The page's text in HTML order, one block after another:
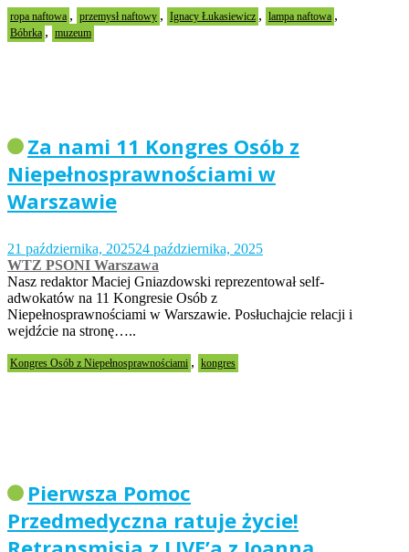
ropa naftowa , przemysł naftowy , Ignacy Łukasiewicz , lampa naftowa ,
Bóbrka , muzeum
Za nami 11 Kongres Osób z
Niepełnosprawnościami w
Warszawie
21 października, 202524 października, 2025
WTZ PSONI Warszawa
Nasz redaktor Maciej Gniazdowski reprezentował self-
adwokatów na 11 Kongresie Osób z
Niepełnosprawnościami w Warszawie. Posłuchajcie relacji i
wejdźcie na stronę…..
Kongres Osób z Niepełnosprawnościami , kongres
Pierwsza Pomoc
Przedmedyczna ratuje życie!